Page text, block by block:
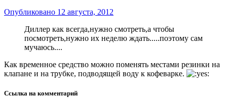
Опубликовано 12 августа, 2012
Диллер как всегда,нужно смотреть,а чтобы
посмотреть,нужно их неделю ждать.....поэтому сам
мучаюсь....
Как временное средство можно поменять местами резинки на
клапане и на трубке, подводящей воду к кофеварке.
Ссылка на комментарий